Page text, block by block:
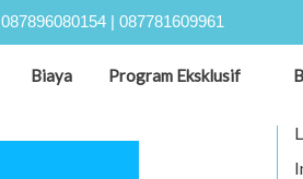
087896080154 | 087781609961
Biaya Program Eksklusif